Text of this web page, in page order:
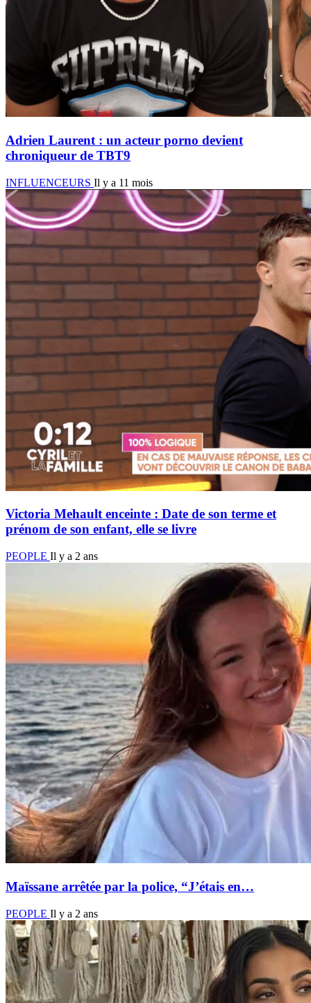
Adrien Laurent : un acteur porno devient
chroniqueur de TBT9
INFLUENCEURS Il y a 11 mois
Victoria Mehault enceinte : Date de son terme et
prénom de son enfant, elle se livre
PEOPLE Il y a 2 ans
Maïssane arrêtée par la police, “J’étais en…
PEOPLE Il y a 2 ans